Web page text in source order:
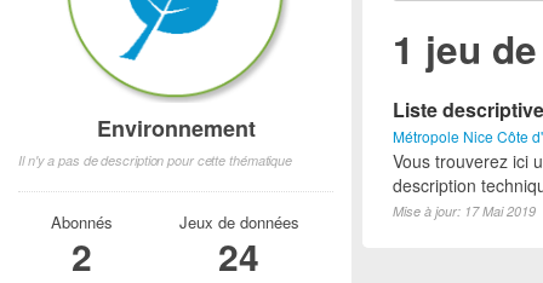
1 jeu
Liste
Métropole Nice Côte
Vous trouverez ici
description
Mise à jour: 17 Mai 2019
Environnement
Il n'y a pas de description pour cette thématique
Abonnés
2
Jeux de données
24